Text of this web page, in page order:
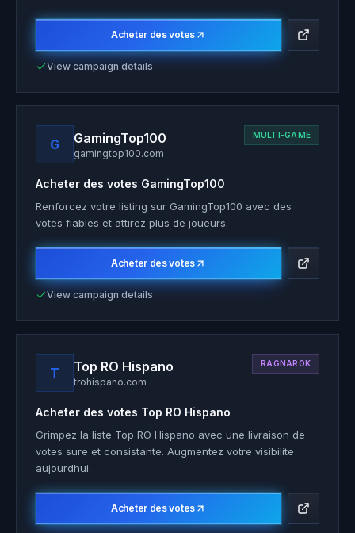
Acheter des votes
View campaign details
G GamingTop100
gamingtop100.com
MULTI-GAME
Acheter des votes GamingTop100
Renforcez votre listing sur GamingTop100 avec des
votes fiables et attirez plus de joueurs.
Acheter des votes
View campaign details
T Top RO Hispano
trohispano.com
RAGNAROK
Acheter des votes Top RO Hispano
Grimpez la liste Top RO Hispano avec une livraison de
votes sure et consistante. Augmentez votre visibilite
aujourdhui.
Acheter des votes